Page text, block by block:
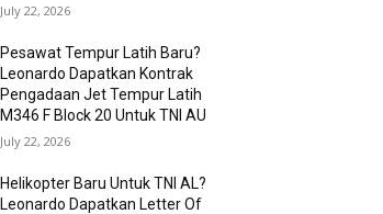
July 22, 2026
Pesawat Tempur Latih Baru?
Leonardo Dapatkan Kontrak
Pengadaan Jet Tempur Latih
M346 F Block 20 Untuk TNI AU
July 22, 2026
Helikopter Baru Untuk TNI AL?
Leonardo Dapatkan Letter Of